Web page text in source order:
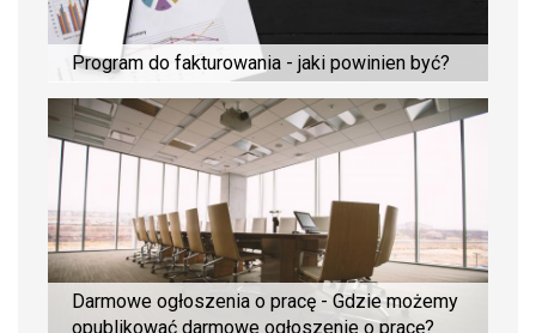
Program do fakturowania - jaki powinien być?
Darmowe ogłoszenia o pracę - Gdzie możemy
opublikować darmowe ogłoszenie o pracę?